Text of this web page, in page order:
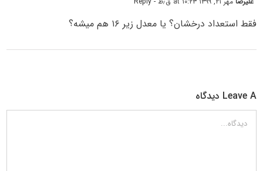
فقط استعداد درخشان؟ یا معدل زیر ۱۶ هم میشه؟
Leave A دیدگاه
دیدگاه